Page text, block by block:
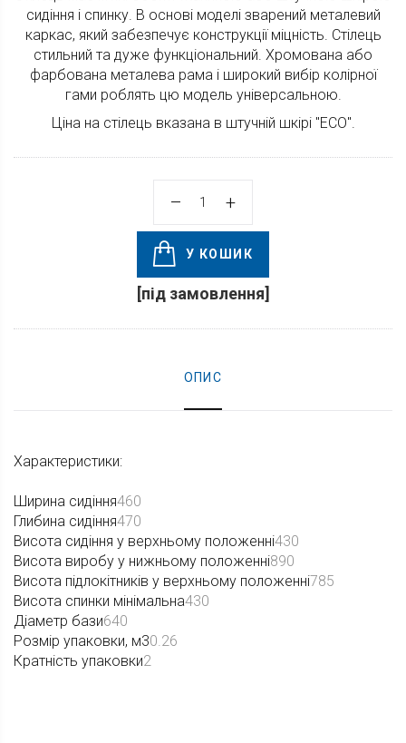
сидіння і спинку. В основі моделі зварений металевий
каркас, який забезпечує конструкції міцність. Стілець
стильний та дуже функціональний. Хромована або
фарбована металева рама і широкий вибір колірної
гами роблять цю модель універсальною.
Ціна на стілець вказана в штучній шкірі "ECO".
У КОШИК
[під замовлення]
ОПИС
Характеристики:
Ширина сидіння460
Глибина сидіння470
Висота сидіння у верхньому положенні430
Висота виробу у нижньому положенні890
Висота підлокітників у верхньому положенні785
Висота спинки мінімальна430
Діаметр бази640
Розмір упаковки, м30.26
Кратність упаковки2